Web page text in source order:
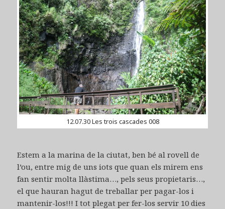
12.07.30 Les trois cascades 008
Estem a la marina de la ciutat, ben bé al rovell de
l’ou, entre mig de uns iots que quan els mirem ens
fan sentir molta llàstima…, pels seus propietaris…,
el que hauran hagut de treballar per pagar-los i
mantenir-los!!! I tot plegat per fer-los servir 10 dies